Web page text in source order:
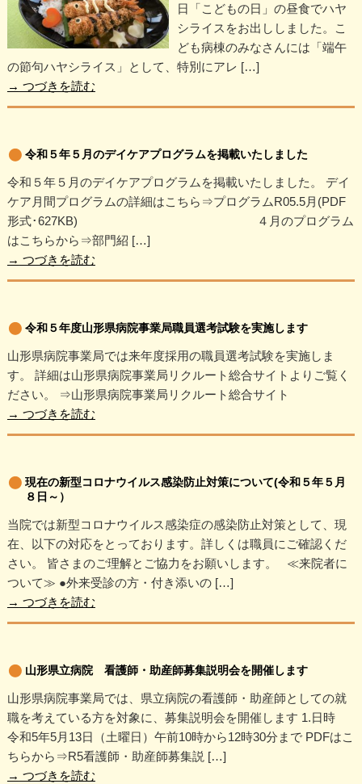
日「こどもの日」の昼食でハヤ
シライスをお出ししました。こ
ども病棟のみなさんには「端午
の節句ハヤシライス」として、特別にアレ […]
→ つづきを読む
令和５年５月のデイケアプログラムを掲載いたしました
令和５年５月のデイケアプログラムを掲載いたしました。 デイ
ケア月間プログラムの詳細はこちら⇒プログラムR05.5月(PDF
形式･627KB) ４月のプログラム
はこちらから⇒部門紹 […]
→ つづきを読む
令和５年度山形県病院事業局職員選考試験を実施します
山形県病院事業局では来年度採用の職員選考試験を実施しま
す。 詳細は山形県病院事業局リクルート総合サイトよりご覧く
ださい。 ⇒山形県病院事業局リクルート総合サイト
→ つづきを読む
現在の新型コロナウイルス感染防止対策について(令和５年５月
８日～）
当院では新型コロナウイルス感染症の感染防止対策として、現
在、以下の対応をとっております。詳しくは職員にご確認くだ
さい。 皆さまのご理解とご協力をお願いします。 ≪来院者に
ついて≫ ●外来受診の方・付き添いの […]
→ つづきを読む
山形県立病院 看護師・助産師募集説明会を開催します
山形県病院事業局では、県立病院の看護師・助産師としての就
職を考えている方を対象に、募集説明会を開催します 1.日時
令和5年5月13日（土曜日）午前10時から12時30分まで PDFはこ
ちらから⇒R5看護師・助産師募集説 […]
→ つづきを読む